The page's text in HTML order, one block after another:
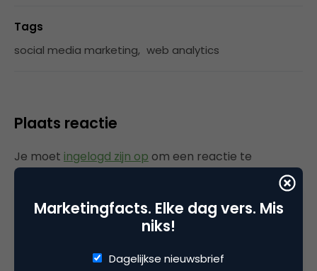
Tags
social media marketing, web analytics
Plaats reactie
Je moet ingelogd zijn op om een reactie te
plaatsen.
Gerelateerde artikelen
Marketingfacts. Elke dag vers. Mis
niks!
Dagelijkse nieuwsbrief